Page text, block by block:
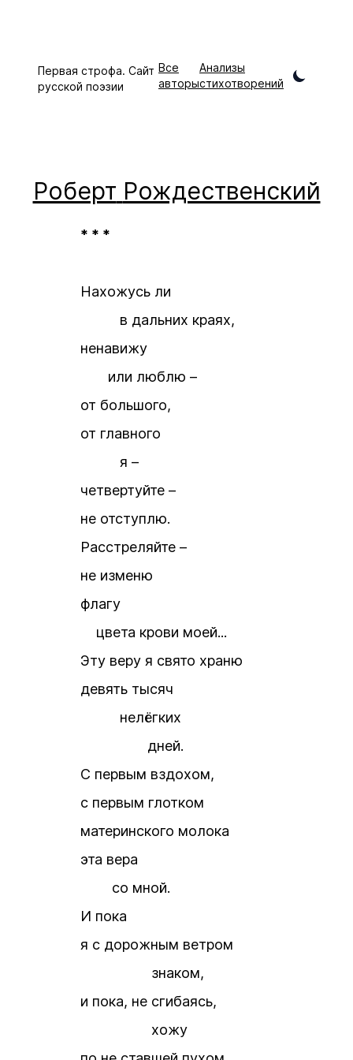
Первая строфа. Сайт
русской поэзии
Все
авторы
Анализы
стихотворений
Роберт Рождественский
* * *
Нахожусь ли
в дальних краях,
ненавижу
или люблю –
от большого,
от главного
я –
четвертуйте –
не отступлю.
Расстреляйте –
не изменю
флагу
цвета крови моей...
Эту веру я свято храню
девять тысяч
нелёгких
дней.
С первым вздохом,
с первым глотком
материнского молока
эта вера
со мной.
И пока
я с дорожным ветром
знаком,
и пока, не сгибаясь,
хожу